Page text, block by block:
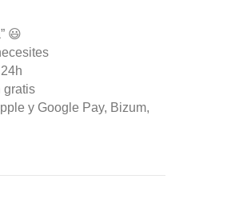
😃
gratis
y Google Pay, Bizum,